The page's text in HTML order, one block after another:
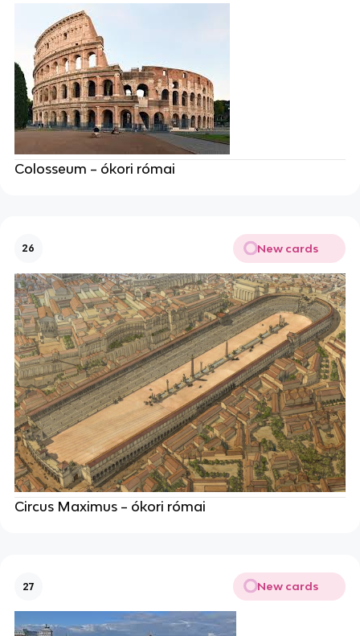
Colosseum – ókori római
26 New cards
Circus Maximus – ókori római
27 New cards